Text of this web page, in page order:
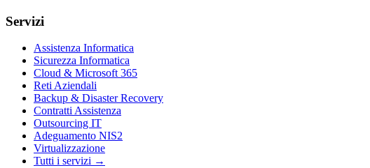
Servizi
Assistenza Informatica
Sicurezza Informatica
Cloud & Microsoft 365
Reti Aziendali
Backup & Disaster Recovery
Contratti Assistenza
Outsourcing IT
Adeguamento NIS2
Virtualizzazione
Tutti i servizi →